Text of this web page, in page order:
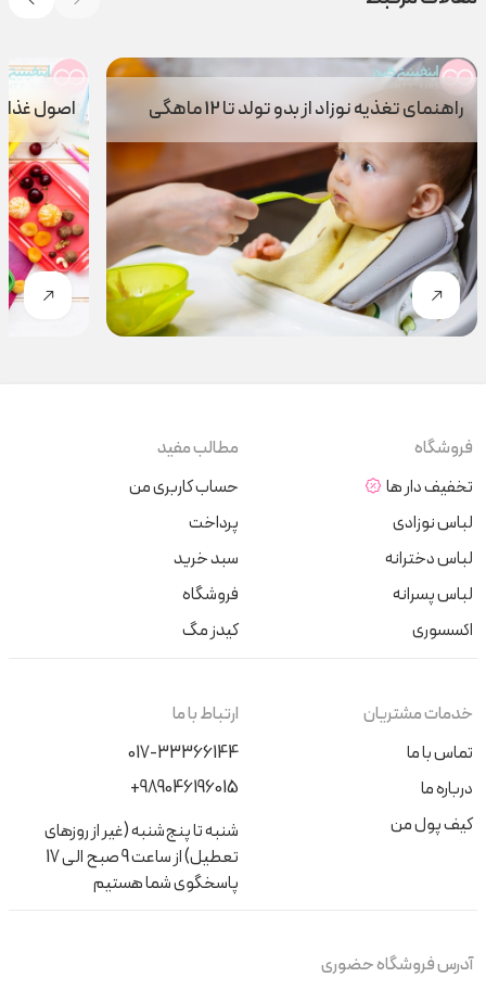
راهنمای تغذیه نوزاد از بدو تولد تا 12 ماهگی اصول
فروشگاه
تخفیف دار ها
لباس نوزادی
لباس دخترانه
لباس پسرانه
اکسسوری
مطالب مفید
حساب کاربری من
پرداخت
سبد خرید
فروشگاه
کیدز مگ
خدمات مشتریان
تماس با ما
درباره ما
کیف پول من
ارتباط با ما
017-33366144
+989046196015
شنبه تا پنج‌شنبه (غیر از روزهای
تعطیل) از ساعت 9 صبح الی 17
پاسخگوی شما هستیم
آدرس فروشگاه حضوری